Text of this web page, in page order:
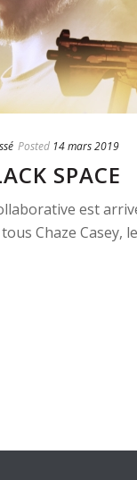
Posted 14 mars 2019
SPACE
est
Chaze Casey,